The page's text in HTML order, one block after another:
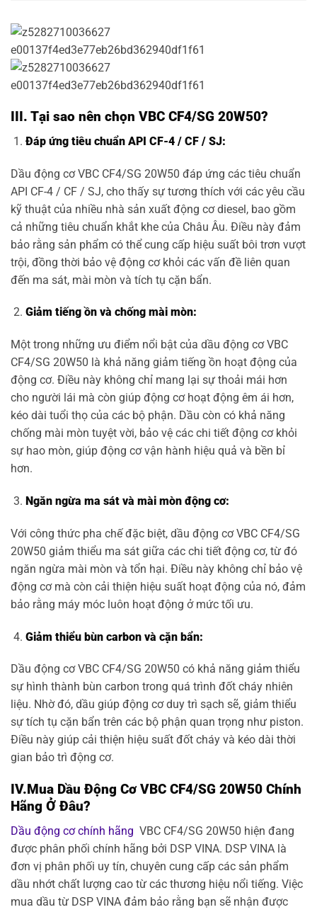
III. Tại sao nên chọn VBC CF4/SG 20W50?
Đáp ứng tiêu chuẩn API CF-4 / CF / SJ:
Dầu động cơ VBC CF4/SG 20W50 đáp ứng các tiêu chuẩn
API CF-4 / CF / SJ, cho thấy sự tương thích với các yêu cầu
kỹ thuật của nhiều nhà sản xuất động cơ diesel, bao gồm
cả những tiêu chuẩn khắt khe của Châu Âu. Điều này đảm
bảo rằng sản phẩm có thể cung cấp hiệu suất bôi trơn vượt
trội, đồng thời bảo vệ động cơ khỏi các vấn đề liên quan
đến ma sát, mài mòn và tích tụ cặn bẩn.
Giảm tiếng ồn và chống mài mòn:
Một trong những ưu điểm nổi bật của dầu động cơ VBC
CF4/SG 20W50 là khả năng giảm tiếng ồn hoạt động của
động cơ. Điều này không chỉ mang lại sự thoải mái hơn
cho người lái mà còn giúp động cơ hoạt động êm ái hơn,
kéo dài tuổi thọ của các bộ phận. Dầu còn có khả năng
chống mài mòn tuyệt vời, bảo vệ các chi tiết động cơ khỏi
sự hao mòn, giúp động cơ vận hành hiệu quả và bền bỉ
hơn.
Ngăn ngừa ma sát và mài mòn động cơ:
Với công thức pha chế đặc biệt, dầu động cơ VBC CF4/SG
20W50 giảm thiểu ma sát giữa các chi tiết động cơ, từ đó
ngăn ngừa mài mòn và tổn hại. Điều này không chỉ bảo vệ
động cơ mà còn cải thiện hiệu suất hoạt động của nó, đảm
bảo rằng máy móc luôn hoạt động ở mức tối ưu.
Giảm thiểu bùn carbon và cặn bẩn:
Dầu động cơ VBC CF4/SG 20W50 có khả năng giảm thiểu
sự hình thành bùn carbon trong quá trình đốt cháy nhiên
liệu. Nhờ đó, dầu giúp động cơ duy trì sạch sẽ, giảm thiểu
sự tích tụ cặn bẩn trên các bộ phận quan trọng như piston.
Điều này giúp cải thiện hiệu suất đốt cháy và kéo dài thời
gian bảo trì động cơ.
IV.Mua Dầu Động Cơ VBC CF4/SG 20W50 Chính
Hãng Ở Đâu?
Dầu động cơ chính hãng VBC CF4/SG 20W50 hiện đang
được phân phối chính hãng bởi DSP VINA. DSP VINA là
đơn vị phân phối uy tín, chuyên cung cấp các sản phẩm
dầu nhớt chất lượng cao từ các thương hiệu nổi tiếng. Việc
mua dầu từ DSP VINA đảm bảo rằng bạn sẽ nhận được